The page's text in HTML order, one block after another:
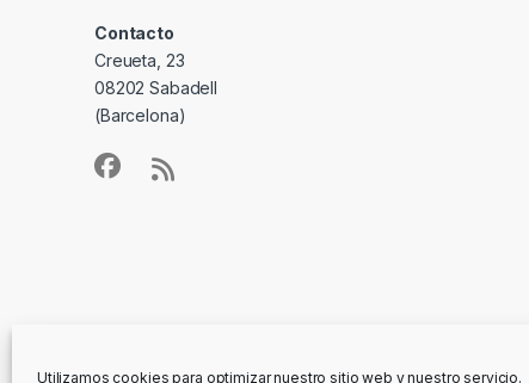
Utilizamos cookies para optimizar nuestro sitio web y nuestro servicio.
Contacto
Creueta, 23
08202 Sabadell
(Barcelona)